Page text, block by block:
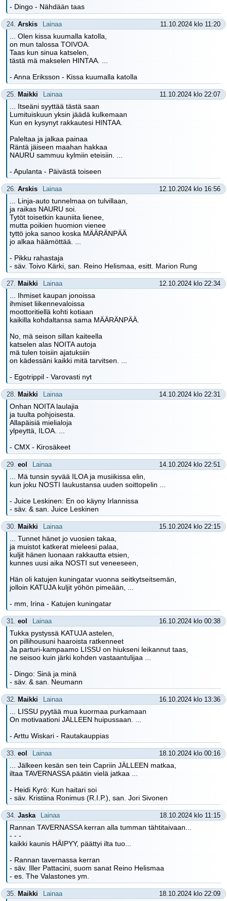
- Dingo - Nähdään taas
24. Arskis Lainaa 11.10.2024 klo 11:20
... Olen kissa kuumalla katolla,
on mun talossa TOIVOA.
Taas kun sinua katselen,
tästä mä makselen HINTAA. ...
- Anna Eriksson - Kissa kuumalla katolla
25. Maikki Lainaa 11.10.2024 klo 22:07
... Itseäni syyttää tästä saan
Lumituiskuun yksin jäädä kulkemaan
Kun en kysynyt rakkautesi HINTAA.
Paleltaa ja jalkaa painaa
Räntä jäiseen maahan hakkaa
NAURU sammuu kylmiin eteisiin. ...
- Apulanta - Päivästä toiseen
26. Arskis Lainaa 12.10.2024 klo 16:56
... Linja-auto tunnelmaa on tulvillaan,
ja raikas NAURU soi.
Tytöt toisetkin kauniita lienee,
mutta poikien huomion vienee
tyttö joka sanoo koska MÄÄRÄNPÄÄ
jo alkaa häämöttää. ...
- Pikku rahastaja
- säv. Toivo Kärki, san. Reino Helismaa, esitt. Marion Rung
27. Maikki Lainaa 12.10.2024 klo 22:34
... Ihmiset kaupan jonoissa
ihmiset liikennevaloissa
moottoritiellä kohti kotiaan
kaikilla kohdaltansa sama MÄÄRÄNPÄÄ.
No, mä seison sillan kaiteella
katselen alas NOITA autoja
mä tulen toisiin ajatuksiin
on kädessäni kaikki mitä tarvitsen. ...
- Egotrippil - Varovasti nyt
28. Maikki Lainaa 14.10.2024 klo 22:31
Onhan NOITA laulajia
ja tuulta pohjoisesta.
Allapäisiä mielialoja
ylpeyttä, ILOA. ...
- CMX - Kirosäkeet
29. eol Lainaa 14.10.2024 klo 22:51
... Mä tunsin syvää ILOA ja musiikissa elin,
kun joku NOSTI laukustansa uuden soittopelin ...
- Juice Leskinen: En oo käyny Irlannissa
- säv. & san. Juice Leskinen
30. Maikki Lainaa 15.10.2024 klo 22:15
... Tunnet hänet jo vuosien takaa,
ja muistot katkerat mieleesi palaa,
kuljit hänen luonaan rakkautta etsien,
kunnes uusi aika NOSTI sut veneeseen,
Hän oli katujen kuningatar vuonna seitkytseitsemän,
jolloin KATUJA kuljit yöhön pimeään, ...
- mm, Irina - Katujen kuningatar
31. eol Lainaa 16.10.2024 klo 00:38
Tukka pystyssä KATUJA astelen,
on pillihousuni haaroista ratkenneet
Ja parturi-kampaamo LISSU on hiukseni leikannut taas,
ne seisoo kuin järki kohden vastaantulijaa ...
- Dingo: Sinä ja minä
- säv. & san. Neumann
32. Maikki Lainaa 16.10.2024 klo 13:36
... LISSU pyytää mua kuormaa purkamaan
On motivaationi JÄLLEEN huipussaan. ...
- Arttu Wiskari - Rautakauppias
33. eol Lainaa 18.10.2024 klo 00:16
... Jälkeen kesän sen tein Capriin JÄLLEEN matkaa,
iltaa TAVERNASSA päätin vielä jatkaa ...
- Heidi Kyrö: Kun haitari soi
- säv. Kristiina Ronimus (R.I.P.), san. Jori Sivonen
34. Jaska Lainaa 18.10.2024 klo 11:15
Rannan TAVERNASSA kerran alla tumman tähtitaivaan...
- - -
kaikki kaunis HÄIPYY, päättyi ilta tuo...
- Rannan tavernassa kerran
- säv. Iller Pattacini, suom sanat Reino Helismaa
- es. The Valastones ym.
35. Maikki Lainaa 18.10.2024 klo 22:09